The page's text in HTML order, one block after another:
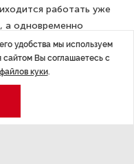
работать уже
а одновременно
Сахарова.
Солар»
что
удобства мы используем
Вы соглашаетесь с
куки.